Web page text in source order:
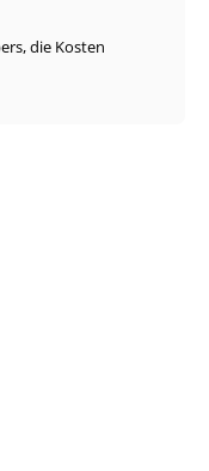
die Kosten